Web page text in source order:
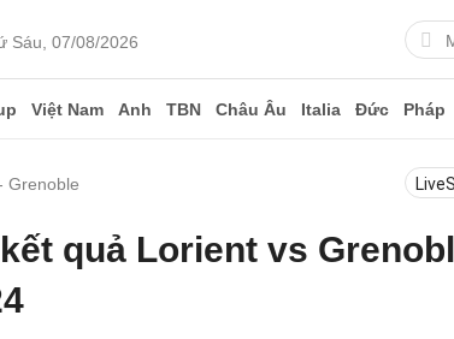
Sáu, 07/08/2026
Việt Nam Anh TBN Châu Âu Italia Đức Pháp
Grenoble
quả Lorient vs